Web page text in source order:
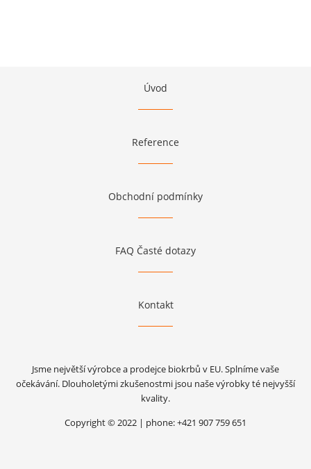
Úvod
Reference
Obchodní podmínky
FAQ Časté dotazy
Kontakt
Jsme největší výrobce a prodejce biokrbů v EU. Splníme vaše
očekávání. Dlouholetými zkušenostmi jsou naše výrobky té nejvyšší
kvality.
Copyright © 2022 | phone: +421 907 759 651